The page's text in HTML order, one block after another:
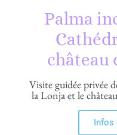
Palma
château
Visite guidée privée
la Lonja et le
Infos